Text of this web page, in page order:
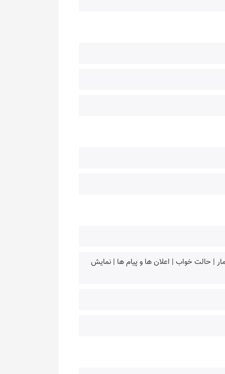
| حالت خواب | اعلان ها و پیام ها | نمایش